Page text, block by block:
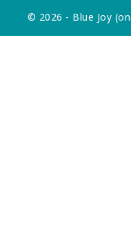
© 2026 - Blue Joy